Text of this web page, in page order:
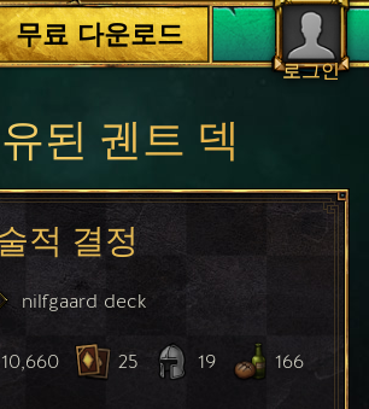
로그인
무료 다운로드
된 궨트 덱
적 결정
nilfgaard deck
10,660 25 19 166